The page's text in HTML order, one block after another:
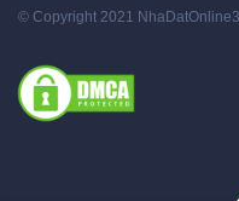
© Copyright 2021